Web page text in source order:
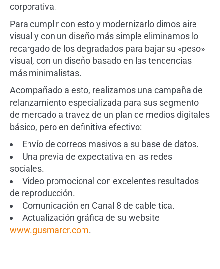
corporativa.
Para cumplir con esto y modernizarlo dimos aire
visual y con un diseño más simple eliminamos lo
recargado de los degradados para bajar su «peso»
visual, con un diseño basado en las tendencias
más minimalistas.
Acompañado a esto, realizamos una campaña de
relanzamiento especializada para sus segmento
de mercado a travez de un plan de medios digitales
básico, pero en definitiva efectivo:
Envío de correos masivos a su base de datos.
Una previa de expectativa en las redes
sociales.
Video promocional con excelentes resultados
de reproducción.
Comunicación en Canal 8 de cable tica.
Actualización gráfica de su website
www.gusmarcr.com.